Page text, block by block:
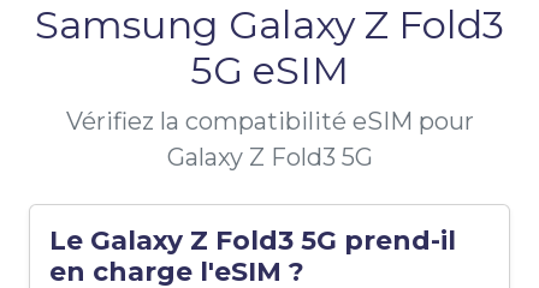
Samsung Galaxy Z Fold3
5G eSIM
Vérifiez la compatibilité eSIM pour
Galaxy Z Fold3 5G
Le Galaxy Z Fold3 5G prend-il
en charge l'eSIM ?